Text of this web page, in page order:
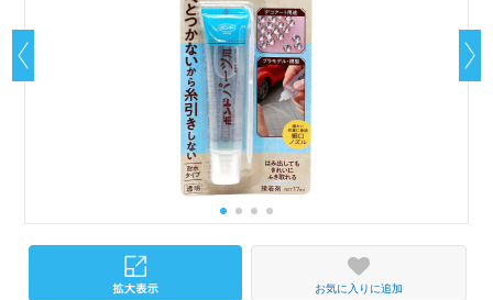
お気に入りに追加